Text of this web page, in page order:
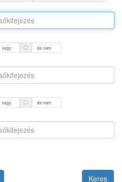
vagy de nem
vagy de nem